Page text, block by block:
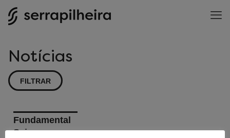
Notícias
FILTRAR
Fundamental
Science